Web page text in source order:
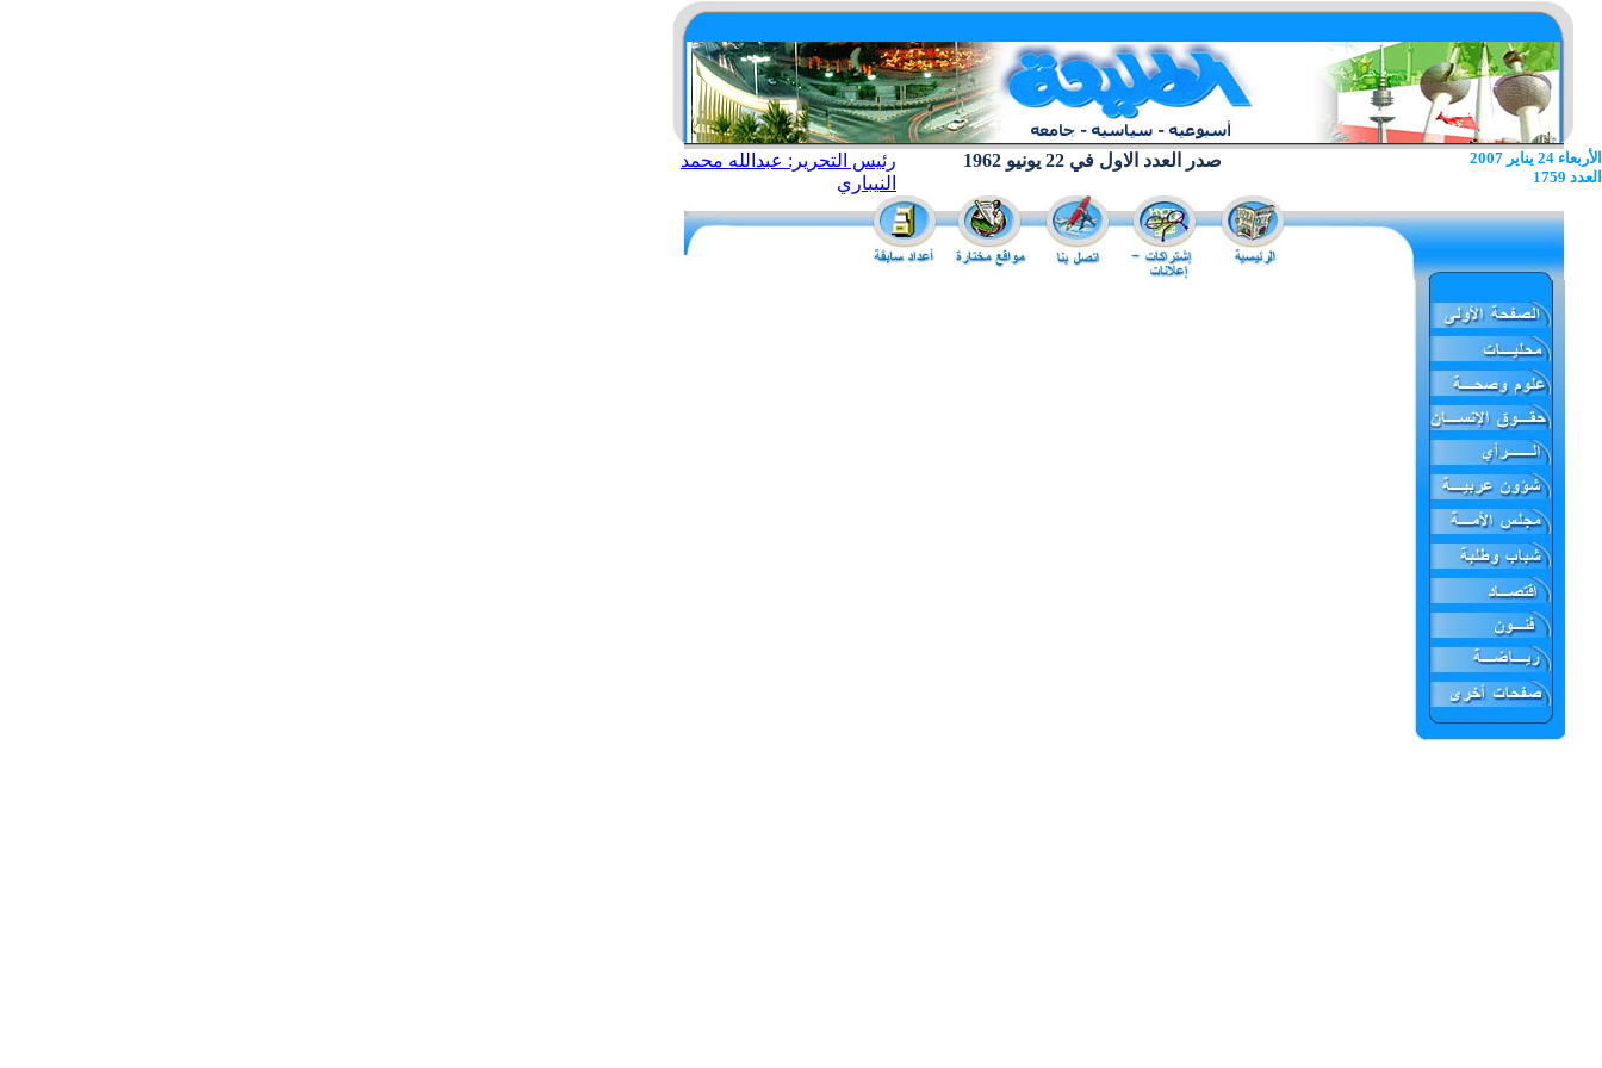
رئيس التحرير: عبدالله محمد
النيباري
صدر العدد الاول في 22 يونيو 1962
الأربعاء 24 يناير 2007
العدد 1759